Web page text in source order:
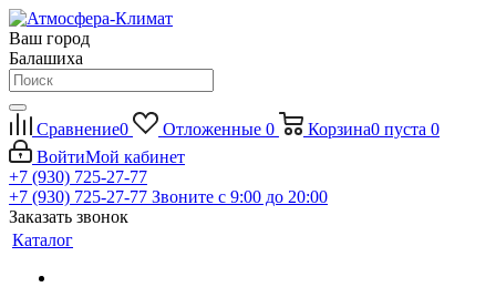
Ваш город
Балашиха
Сравнение0 Отложенные 0 Корзина0 пуста 0
ВойтиМой кабинет
+7 (930) 725-27-77
+7 (930) 725-27-77 Звоните с 9:00 до 20:00
Заказать звонок
Каталог